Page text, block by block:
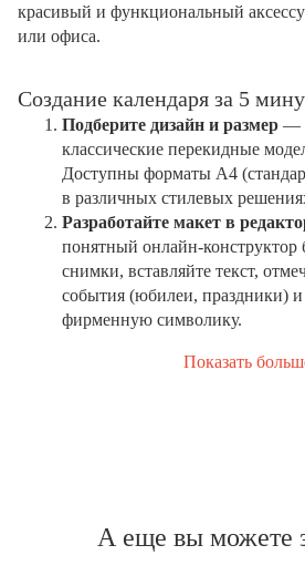
красивый и функциональный
или офиса.
Создание календаря за 5
Подберите дизайн и размер —
классические перекидные
Доступны форматы А4
в различных стилевых
Разработайте макет в
понятный онлайн-конструктор
снимки, вставляйте текст,
события (юбилеи, праздники)
фирменную символику.
Показать
А еще вы можете